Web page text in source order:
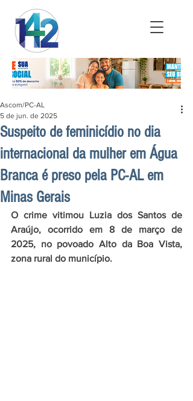
Suspeito de feminicídio no dia
internacional da mulher em Água
Branca é preso pela PC-AL em
Minas Gerais
Ascom/PC-AL
5 de jun. de 2025
O crime vitimou Luzia dos Santos de
Araújo, ocorrido em 8 de março de
2025, no povoado Alto da Boa Vista,
zona rural do município.